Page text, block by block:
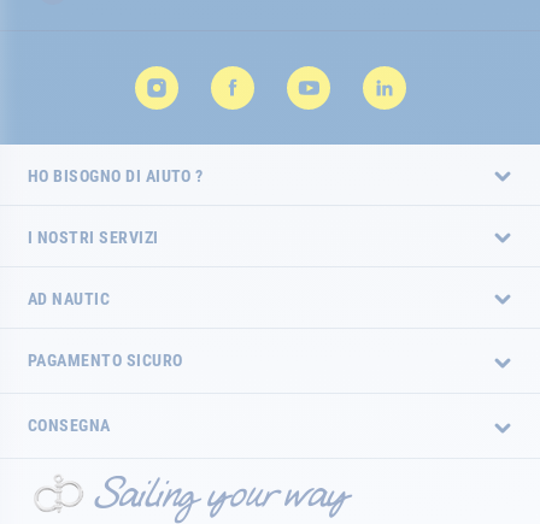
HO BISOGNO DI AIUTO ?
I NOSTRI SERVIZI
AD NAUTIC
PAGAMENTO SICURO
CONSEGNA